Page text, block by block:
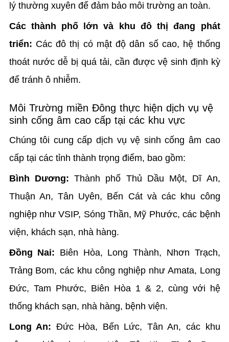
lý thường xuyên để đảm bảo môi trường an toàn.
Các thành phố lớn và khu đô thị đang phát
triển: Các đô thị có mật độ dân số cao, hệ thống
thoát nước dễ bị quá tải, cần được vệ sinh định kỳ
để tránh ô nhiễm.
Môi Trường miền Đông thực hiện dịch vụ vệ
sinh cống âm cao cấp tại các khu vực
Chúng tôi cung cấp dịch vụ vệ sinh cống âm cao
cấp tại các tỉnh thành trọng điểm, bao gồm:
Bình Dương: Thành phố Thủ Dầu Một, Dĩ An,
Thuận An, Tân Uyên, Bến Cát và các khu công
nghiệp như VSIP, Sóng Thần, Mỹ Phước, các bệnh
viện, khách sạn, nhà hàng.
Đồng Nai: Biên Hòa, Long Thành, Nhơn Trạch,
Trảng Bom, các khu công nghiệp như Amata, Long
Đức, Tam Phước, Biên Hòa 1 & 2, cùng với hệ
thống khách sạn, nhà hàng, bệnh viện.
Long An: Đức Hòa, Bến Lức, Tân An, các khu